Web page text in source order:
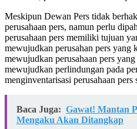
Meskipun Dewan Pers tidak
perusahaan pers, namun perlu
perusahaan pers memiliki tujuan
mewujudkan perusahan pers yang
mewujudkan perusahaan pers
mewujudkan perlindungan pada
menginventarisasi perusahaan
Baca Juga: Gawat! Mantan
Mengaku Akan Ditangkap